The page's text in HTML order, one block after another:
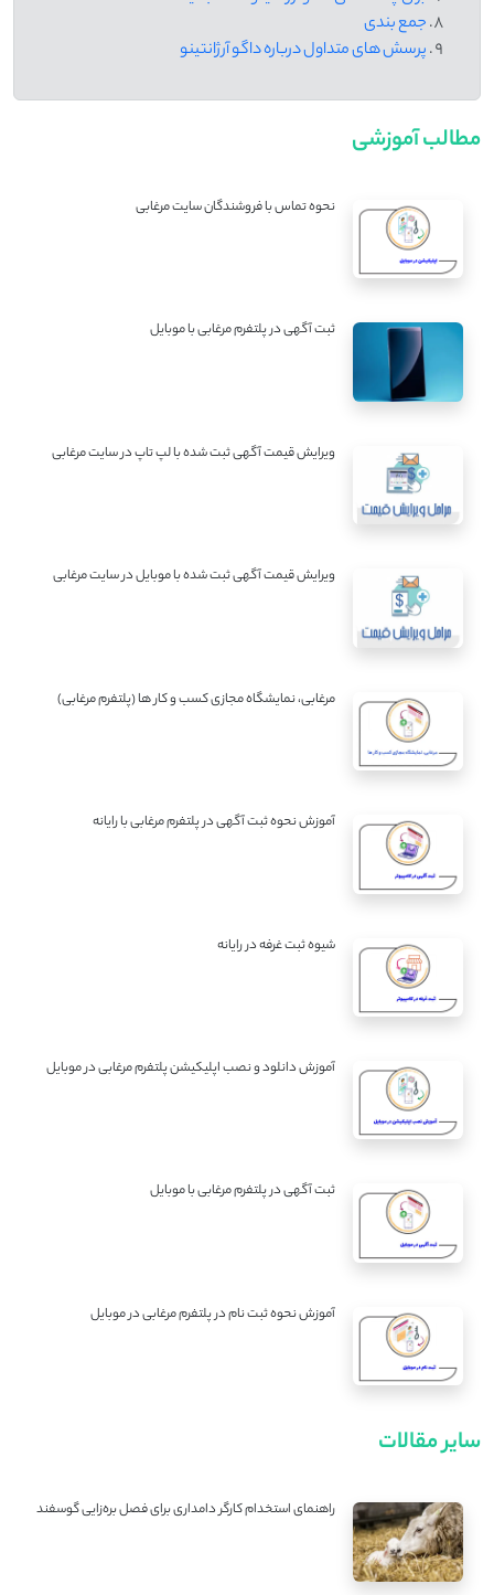
جمع بندی
پرسش‌ های متداول درباره داگو آرژانتینو
مطالب آموزشی
نحوه تماس با فروشندگان سایت مرغابی
ثبت آگهی در پلتفرم مرغابی با موبایل
ویرایش قیمت آگهی ثبت شده با لپ تاپ در سایت مرغابی
ویرایش قیمت آگهی ثبت شده با موبایل در سایت مرغابی
مرغابی، نمایشگاه مجازی کسب و کار ها (پلتفرم مرغابی)
آموزش نحوه ثبت آگهی در پلتفرم مرغابی با رایانه
شیوه ثبت غرفه در رایانه
آموزش دانلود و نصب اپلیکیشن پلتفرم مرغابی در موبایل
ثبت آگهی در پلتفرم مرغابی با موبایل
آموزش نحوه ثبت نام در پلتفرم مرغابی در موبایل
سایر مقالات
راهنمای استخدام کارگر دامداری برای فصل بره‌زایی گوسفند